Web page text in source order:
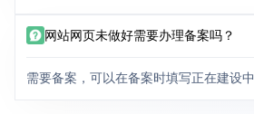
网站网页未做好需要办理备案吗？
需要备案，可以在备案时填写正在建设中